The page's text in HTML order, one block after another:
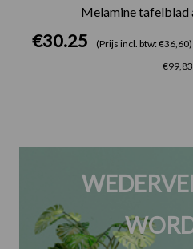
Melamine tafelblad
€30.25 (Prijs incl. btw: €36,60)